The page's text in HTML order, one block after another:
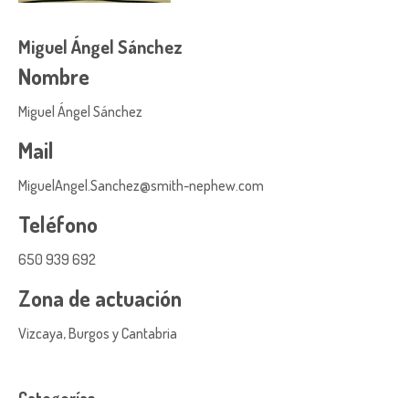
Miguel Ángel Sánchez
Nombre
Miguel Ángel Sánchez
Mail
MiguelAngel.Sanchez@smith-nephew.com
Teléfono
650 939 692
Zona de actuación
Vizcaya, Burgos y Cantabria